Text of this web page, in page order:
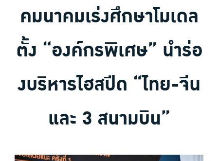
คมนาคมเร่งศึกษาโมเดล
ตั้ง “องค์กรพิเศษ” นำร่อ
งบริหารไฮสปีด “ไทย-จีน
และ 3 สนามบิน”